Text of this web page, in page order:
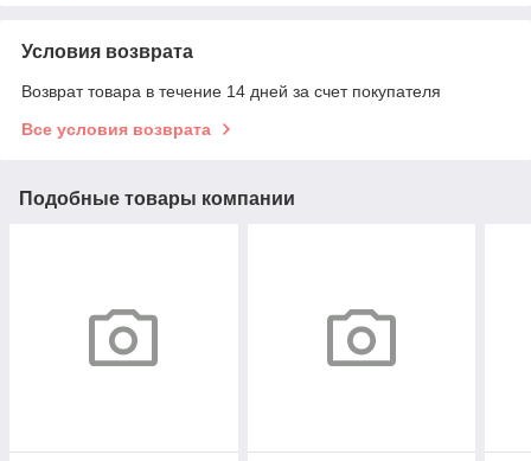
Условия возврата
Возврат товара в течение 14 дней за счет покупателя
Все условия возврата
Подобные товары компании